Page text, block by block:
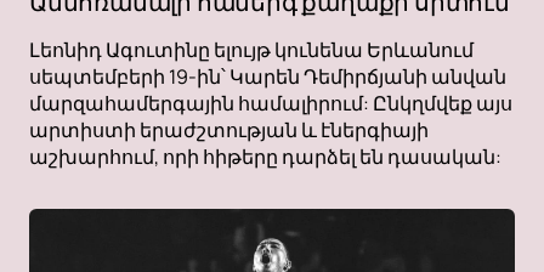
Լեոնիդ Ագուտինը ելույթ կունենա Երևանում
սեպտեմբերի 19-ին՝ Կարեն Դեմիրճյանի անվան
մարզահամերգային համալիրում: Ընկղմվեք այս
արտիստի երաժշտության և էներգիայի
աշխարհում, որի հիթերը դարձել են դասական: